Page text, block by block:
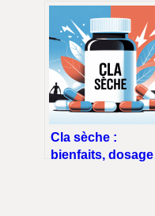
pratique pour
comprendre vos
scores
Cla sèche :
bienfaits,